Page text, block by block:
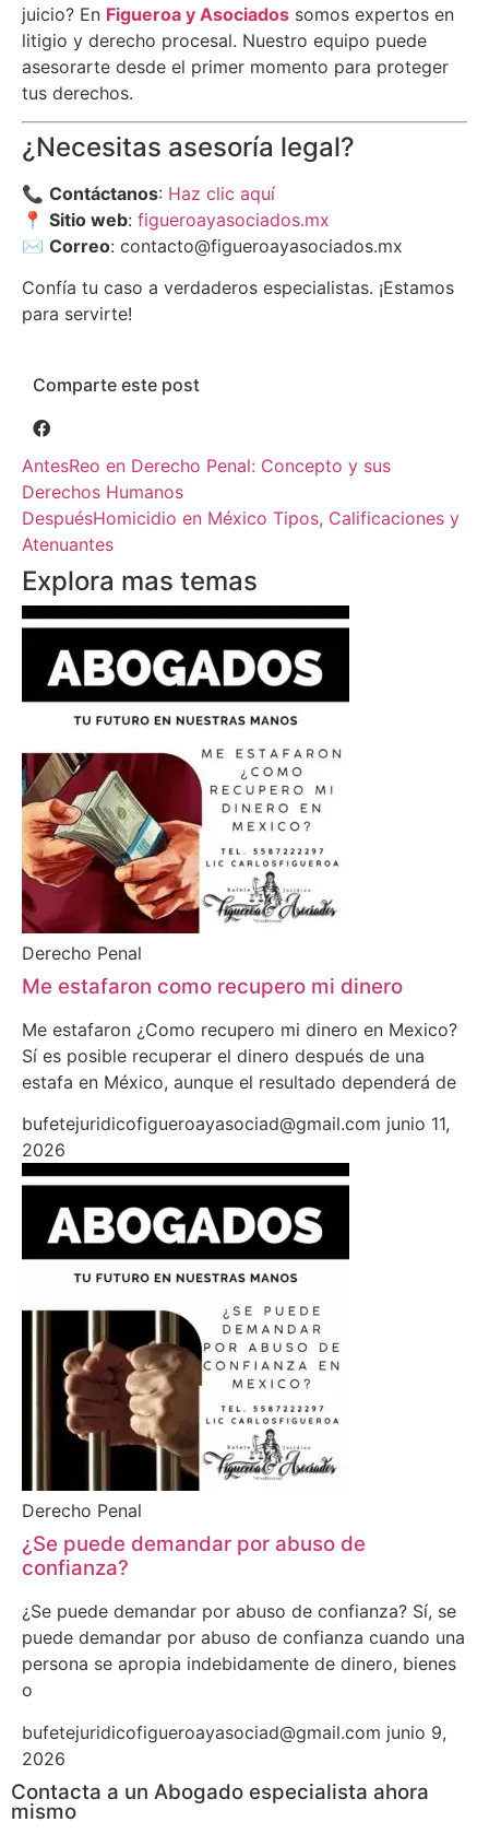
juicio? En Figueroa y Asociados somos expertos en
litigio y derecho procesal. Nuestro equipo puede
asesorarte desde el primer momento para proteger
tus derechos.
¿Necesitas asesoría legal?
📞 Contáctanos: Haz clic aquí
📍 Sitio web: figueroayasociados.mx
✉️ Correo: contacto@figueroayasociados.mx
Confía tu caso a verdaderos especialistas. ¡Estamos
para servirte!
Comparte este post
AntesReo en Derecho Penal: Concepto y sus
Derechos Humanos
DespuésHomicidio en México Tipos, Calificaciones y
Atenuantes
Explora mas temas
Derecho Penal
Me estafaron como recupero mi dinero
Me estafaron ¿Como recupero mi dinero en Mexico?
Sí es posible recuperar el dinero después de una
estafa en México, aunque el resultado dependerá de
bufetejuridicofigueroayasociad@gmail.com junio 11,
2026
Derecho Penal
¿Se puede demandar por abuso de
confianza?
¿Se puede demandar por abuso de confianza? Sí, se
puede demandar por abuso de confianza cuando una
persona se apropia indebidamente de dinero, bienes
o
bufetejuridicofigueroayasociad@gmail.com junio 9,
2026
Contacta a un Abogado especialista ahora
mismo